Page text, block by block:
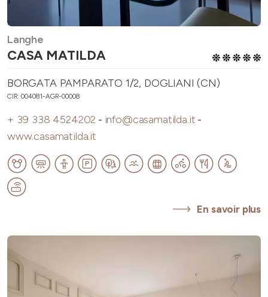
Langhe
CASA MATILDA
BORGATA PAMPARATO 1/2, DOGLIANI (CN)
CIR: 004081-AGR-00008
+ 39 338 4524202 - info@casamatilda.it -
www.casamatilda.it
En savoir plus